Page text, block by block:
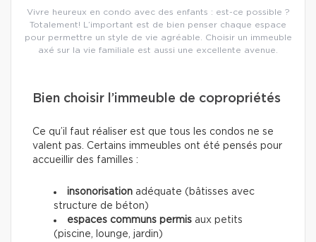
Vivre heureux en condo avec des enfants : est-ce possible ?
Totalement! L’important est de bien penser chaque espace
pour permettre un style de vie agréable. Choisir un immeuble
axé sur la vie familiale est aussi une excellente avenue.
Bien choisir l’immeuble de copropriétés
Ce qu’il faut réaliser est que tous les condos ne se
valent pas. Certains immeubles ont été pensés pour
accueillir des familles :
insonorisation adéquate (bâtisses avec
structure de béton)
espaces communs permis aux petits
(piscine, lounge, jardin)